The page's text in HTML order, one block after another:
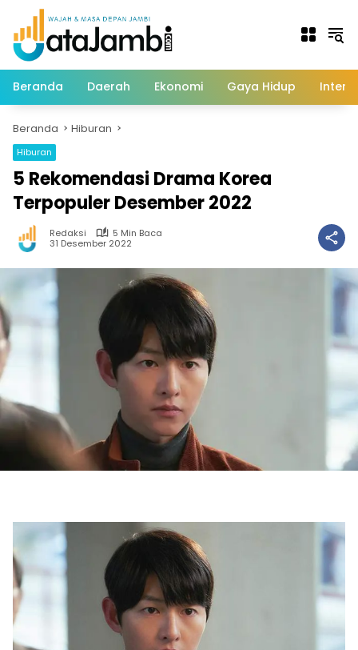
Langsung
konten
Beranda Daerah Ekonomi Gaya Hidup
Beranda Hiburan
Hiburan
5 Rekomendasi Drama Korea
Terpopuler Desember 2022
Redaksi
5 Min Baca
31 Desember 2022